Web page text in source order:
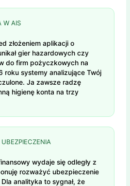
W AIS
złożeniem aplikacji o
gier hazardowych czy
do firm pożyczkowych na
roku systemy analizujące Twój
Ja zawsze radzę
higienę konta na trzy
wydaje się odległy z
rozważyć ubezpieczenie
analityka to sygnał, że